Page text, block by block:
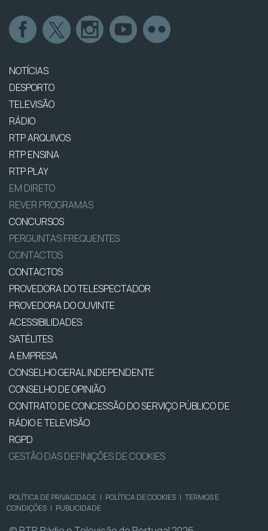
NOTÍCIAS
DESPORTO
TELEVISÃO
RÁDIO
RTP ARQUIVOS
RTP ENSINA
RTP PLAY
EM DIRETO
REVER PROGRAMAS
CONCURSOS
PERGUNTAS FREQUENTES
CONTACTOS
CONTACTOS
PROVEDORA DO TELESPECTADOR
PROVEDORA DO OUVINTE
ACESSIBILIDADES
SATÉLITES
A EMPRESA
CONSELHO GERAL INDEPENDENTE
CONSELHO DE OPINIÃO
CONTRATO DE CONCESSÃO DO SERVIÇO PÚBLICO DE
RÁDIO E TELEVISÃO
RGPD
GESTÃO DAS DEFINIÇÕES DE COOKIES
POLÍTICA DE PRIVACIDADE | POLÍTICA DE COOKIES | TERMOS E
CONDIÇÕES | PUBLICIDADE